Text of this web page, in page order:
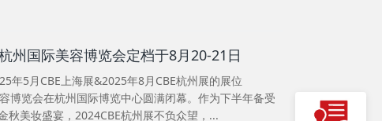
州国际美容博览会定档于8月20-21日
年5月CBE上海展&2025年8月CBE杭州展的展位
博览会在杭州国际博览中心圆满闭幕。作为下半年备受
秋美妆盛宴，2024CBE杭州展不负众望，...